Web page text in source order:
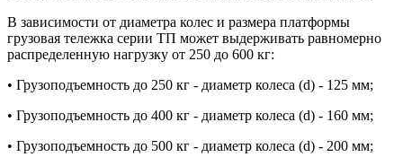
В зависимости от диаметра колес и размера платформы
грузовая тележка серии ТП может выдерживать равномерно
распределенную нагрузку от 250 до 600 кг:
• Грузоподъемность до 250 кг - диаметр колеса (d) - 125 мм;
• Грузоподъемность до 400 кг - диаметр колеса (d) - 160 мм;
• Грузоподъемность до 500 кг - диаметр колеса (d) - 200 мм;